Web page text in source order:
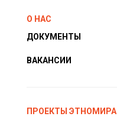
О НАС
ДОКУМЕНТЫ
ВАКАНСИИ
ПРОЕКТЫ ЭТНОМИРА